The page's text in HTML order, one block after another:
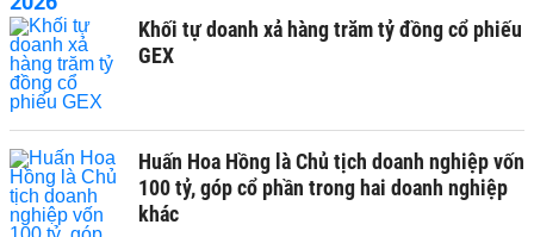
Khối tự doanh xả hàng trăm tỷ đồng cổ phiếu
GEX
Huấn Hoa Hồng là Chủ tịch doanh nghiệp vốn
100 tỷ, góp cổ phần trong hai doanh nghiệp
khác